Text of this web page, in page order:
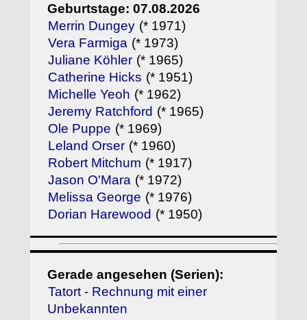
Geburtstage: 07.08.2026
Merrin Dungey (* 1971)
Vera Farmiga (* 1973)
Juliane Köhler (* 1965)
Catherine Hicks (* 1951)
Michelle Yeoh (* 1962)
Jeremy Ratchford (* 1965)
Ole Puppe (* 1969)
Leland Orser (* 1960)
Robert Mitchum (* 1917)
Jason O'Mara (* 1972)
Melissa George (* 1976)
Dorian Harewood (* 1950)
Gerade angesehen (Serien):
Tatort - Rechnung mit einer
Unbekannten